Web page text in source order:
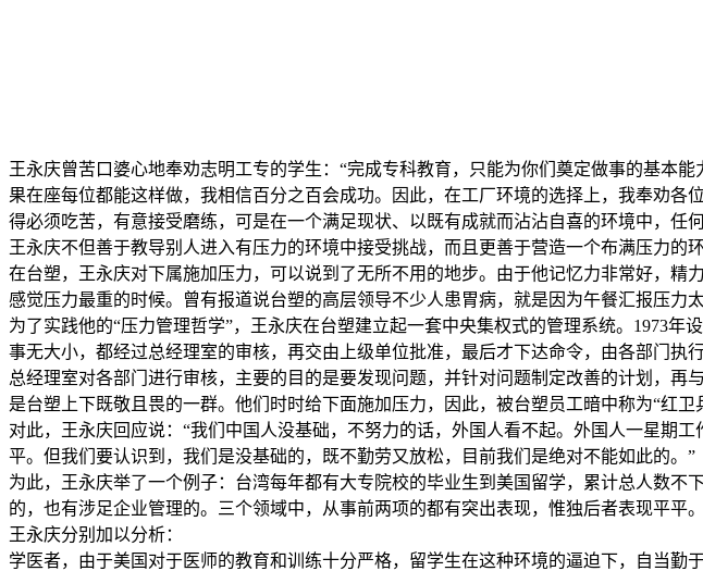
王永庆曾苦口婆心地奉劝志明工专的学生：“完成专科教育，只能为你们奠定做事的基本
果在座每位都能这样做，我相信百分之百会成功。因此，在工厂环境的选择上，我奉劝
得必须吃苦，有意接受磨练，可是在一个满足现状、以既有成就而沾沾自喜的环境中，任
王永庆不但善于教导别人进入有压力的环境中接受挑战，而且更善于营造一个布满压力的环
在台塑，王永庆对下属施加压力，可以说到了无所不用的地步。由于他记忆力非常好，
感觉压力最重的时候。曾有报道说台塑的高层领导不少人患胃病，就是因为午餐汇报压力太
为了实践他的“压力管理哲学”，王永庆在台塑建立起一套中央集权式的管理系统。1973
事无大小，都经过总经理室的审核，再交由上级单位批准，最后才下达命令，由各部门执行
总经理室对各部门进行审核，主要的目的是要发现问题，并针对问题制定改善的计划，
是台塑上下既敬且畏的一群。他们时时给下面施加压力，因此，被台塑员工暗中称为“红卫
对此，王永庆回应说：“我们中国人没基础，不努力的话，外国人看不起。外国人一星期
平。但我们要认识到，我们是没基础的，既不勤劳又放松，目前我们是绝对不能如此的。”
为此，王永庆举了一个例子：台湾每年都有大专院校的毕业生到美国留学，累计总人数
的，也有涉足企业管理的。三个领域中，从事前两项的都有突出表现，惟独后者表现平平。
王永庆分别加以分析：
学医者，由于美国对于医师的教育和训练十分严格，留学生在这种环境的逼迫下，自当勤